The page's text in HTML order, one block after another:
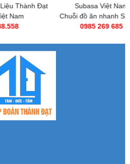
Đạt
Subasa Việt Nam
Chuỗi đồ ăn nhanh Subasa
0985 269 685